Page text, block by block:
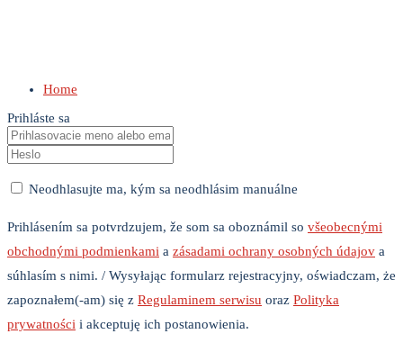
Home
Prihláste sa
Neodhlasujte ma, kým sa neodhlásim manuálne
Prihlásením sa potvrdzujem, že som sa oboznámil so všeobecnými
obchodnými podmienkami a zásadami ochrany osobných údajov a
súhlasím s nimi. / Wysyłając formularz rejestracyjny, oświadczam, że
zapoznałem(-am) się z Regulaminem serwisu oraz Polityka
prywatności i akceptuję ich postanowienia.